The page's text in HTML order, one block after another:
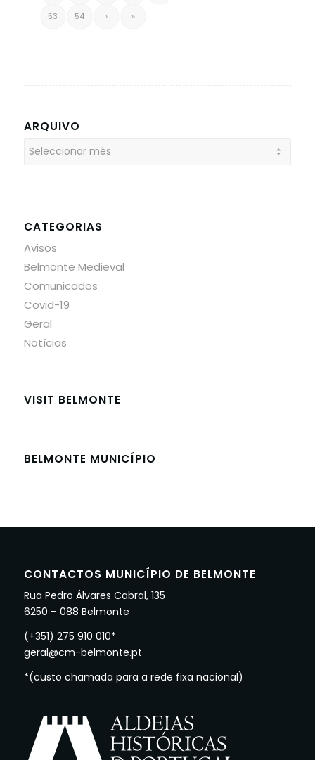
53 54 › »
ARQUIVO
CATEGORIAS
Avisos
Belmonte Medieval
Comunicados
Covid-19
Geral
Notícias
VISIT BELMONTE
BELMONTE MUNICÍPIO
CONTACTOS MUNICÍPIO DE BELMONTE
Rua Pedro Álvares Cabral, 135
6250 – 088 Belmonte
(+351) 275 910 010*
geral@cm-belmonte.pt
*(custo chamada para a rede fixa nacional)